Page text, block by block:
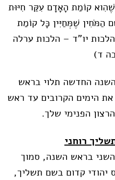
קוֹמַת הָאָדָם עִקַּר חִיּוּת
שֶׁמְּחַיִּין כָּל קוֹמַת
יו"ד – הלכות ערלה
ד)
החדשה תלוי בראש
הימים הקרובים עד ראש
הפנימי שלך.
רוחני
השני בראש השנה, סמוך
יהודי קדום בשם תשליך,